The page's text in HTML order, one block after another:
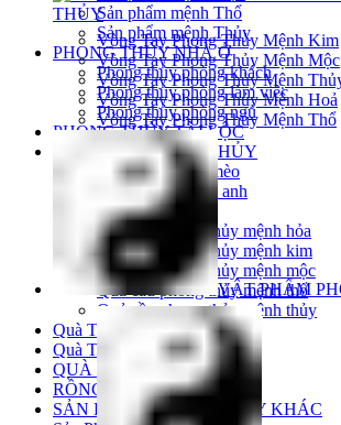
Sản phẩm mệnh Thổ
Sản phẩm mệnh Thủy
PHONG THỦY NHÀ Ở
Phong thủy phòng khách
Phong thủy phòng làm việc
Phong thủy phòng ngủ
PHONG THỦY TÀI LỘC
QUẢ CẦU PHONG THỦY
Quả cầu đá mắt mèo
Quả cầu đá thạch anh
Quả cầu pha lê
Quả cầu phong thủy mệnh hỏa
Quả cầu phong thủy mệnh kim
Quả cầu phong thủy mệnh mộc
Quả cầu phong thủy mệnh thổ
Quả cầu phong thủy mệnh thủy
Quà Tặng 20/10
Quà Tặng 20/11
QUÀ TẶNG 8-3
RỒNG PHONG THỦY
SẢN PHẨM PHONG THỦY KHÁC
THỦY
Vòng Tay Phong Thủy Mệnh Kim
Vòng Tay Phong Thủy Mệnh Mộc
Vòng Tay Phong Thủy Mệnh
Vòng Tay Phong Thủy Mệnh Hoả
Vòng Tay Phong Thủy Mệnh Thổ
VẬT PHẨM